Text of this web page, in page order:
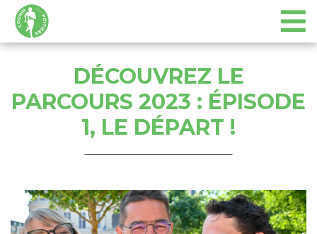
DÉCOUVREZ LE
PARCOURS 2023 : ÉPISODE
1, LE DÉPART !